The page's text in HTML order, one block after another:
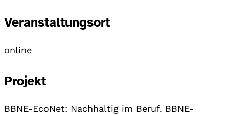
Veranstaltungsort
online
Projekt
BBNE-EcoNet: Nachhaltig im Beruf. BBNE-